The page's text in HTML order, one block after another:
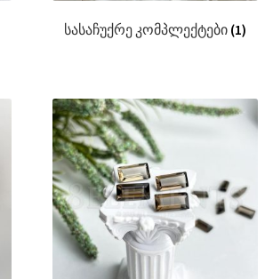
სასაჩუქრე კომპლექტები (1)